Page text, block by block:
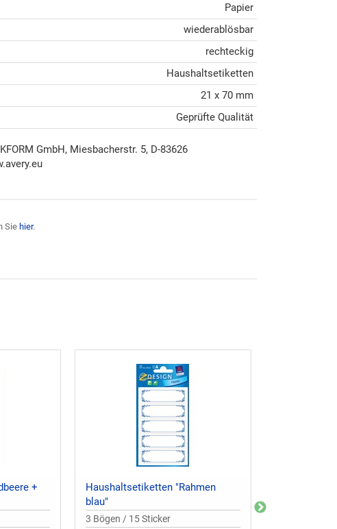
Papier
wiederablösbar
rechteckig
Haushaltsetiketten
21 x 70 mm
Geprüfte Qualität
GmbH, Miesbacherstr. 5, D-83626
Sie hier.
+
Haushaltsetiketten "Rahmen
blau"
3 Bögen / 15 Sticker